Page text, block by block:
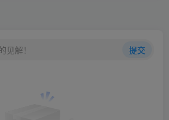
见解！ 提交